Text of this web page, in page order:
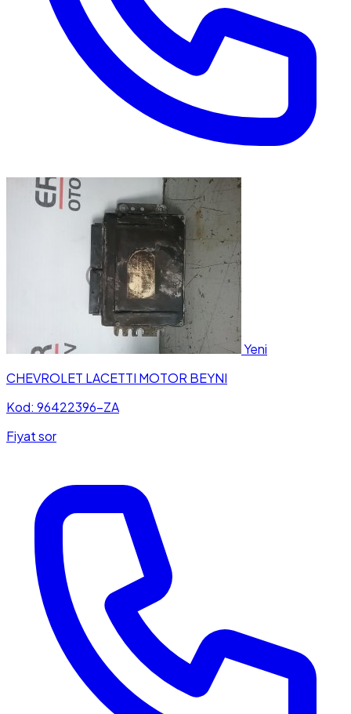
Yeni
CHEVROLET LACETTI MOTOR BEYNI
Kod: 96422396-ZA
Fiyat sor